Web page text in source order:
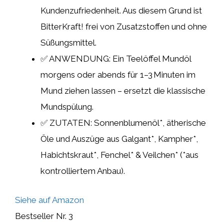
Kundenzufriedenheit. Aus diesem Grund ist
BitterKraft! frei von Zusatzstoffen und ohne
Süßungsmittel.
✅ ANWENDUNG: Ein Teelöffel Mundöl
morgens oder abends für 1–3 Minuten im
Mund ziehen lassen – ersetzt die klassische
Mundspülung.
✅ ZUTATEN: Sonnenblumenöl*, ätherische
Öle und Auszüge aus Galgant*, Kampher*,
Habichtskraut*, Fenchel* & Veilchen* (*aus
kontrolliertem Anbau).
Siehe auf Amazon
Bestseller Nr. 3